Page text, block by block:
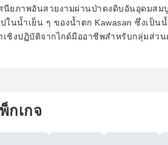
นียภาพอันสวยงามผ่านป่าดงดิบอันอุดมสม
ในน้ำเย็น ๆ ของน้ำตก Kawasan ซึ่งเป็
เชิงปฏิบัติจากไกด์มืออาชีพสำหรับกลุ่มส่ว
กเกจ